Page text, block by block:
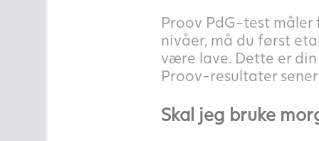
Proov PdG-test
nivåer, må du først
være lave. Dette er
Proov-resultater
Skal jeg bruke